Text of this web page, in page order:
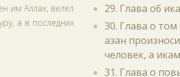
им Аллах, велел
а в последних
29. Глава об
30. Глава о том
азан
человек, а
31. Глава о